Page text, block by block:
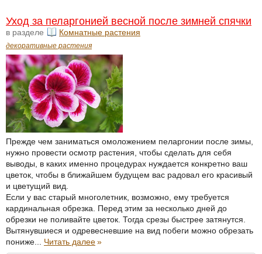
Уход за пеларгонией весной после зимней спячки
в разделе Комнатные растения
декоративные растения
Прежде чем заниматься омоложением пеларгонии после зимы,
нужно провести осмотр растения, чтобы сделать для себя
выводы, в каких именно процедурах нуждается конкретно ваш
цветок, чтобы в ближайшем будущем вас радовал его красивый
и цветущий вид.
Если у вас старый многолетник, возможно, ему требуется
кардинальная обрезка. Перед этим за несколько дней до
обрезки не поливайте цветок. Тогда срезы быстрее затянутся.
Вытянувшиеся и одревесневшие на вид побеги можно обрезать
пониже... Читать далее»